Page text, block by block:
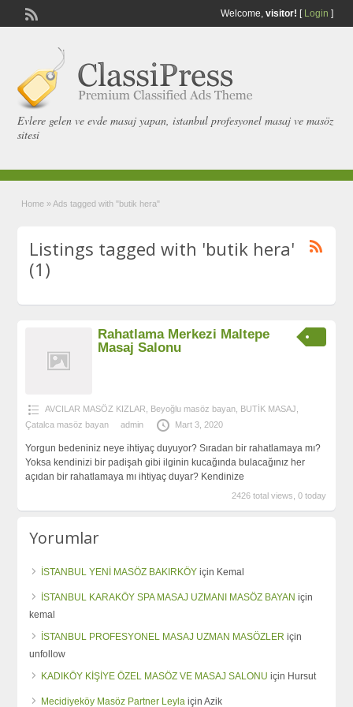
Welcome, visitor! [ Login ]
Evlere gelen ve evde masaj yapan, istanbul profesyonel masaj ve masöz
sitesi
Home » Ads tagged with "butik hera"
Listings tagged with 'butik hera'
(1)
Rahatlama Merkezi Maltepe
Masaj Salonu
AVCILAR MASÖZ KIZLAR Beyoğlu masöz bayan, BUTİK MASAJ
Çatalca masöz bayan
admin Mart 3, 2020
Yorgun bedeniniz neye ihtiyaç duyuyor? Sıradan bir rahatlamaya mı?
Yoksa kendinizi bir padişah gibi ilginin kucağında bulacağınız her
açıdan bir rahatlamaya mı ihtiyaç duyar? Kendinize
2426 total views, 0 today
Yorumlar
İSTANBUL YENİ MASÖZ BAKIRKÖY için Kemal
İSTANBUL KARAKÖY SPA MASAJ UZMANI MASÖZ BAYAN için
kemal
İSTANBUL PROFESYONEL MASAJ UZMAN MASÖZLER için
unfollow
KADIKÖY KİŞİYE ÖZEL MASÖZ VE MASAJ SALONU için Hursut
Mecidiyeköy Masöz Partner Leyla içinAzik